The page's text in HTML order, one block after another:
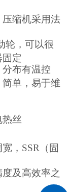
缩机采用法
轮，可以很
固定
布有温控
单，易于维
热丝
，SSR（固
及高效率之